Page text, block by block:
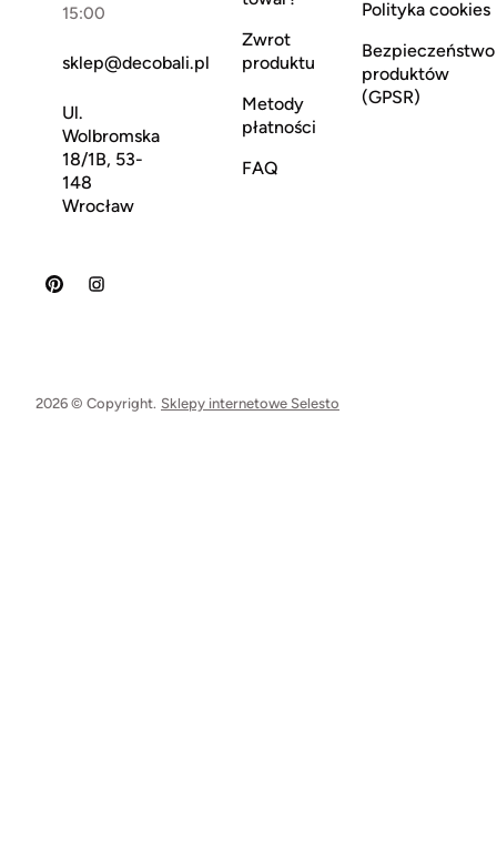
15:00
sklep@decobali.pl
Ul.
Wolbromska
18/1B, 53-
148
Wrocław
Zwrot
produktu
Metody
płatności
FAQ
Polityka cookies
Bezpieczeństwo
produktów
(GPSR)
2026 © Copyright. Sklepy internetowe Selesto